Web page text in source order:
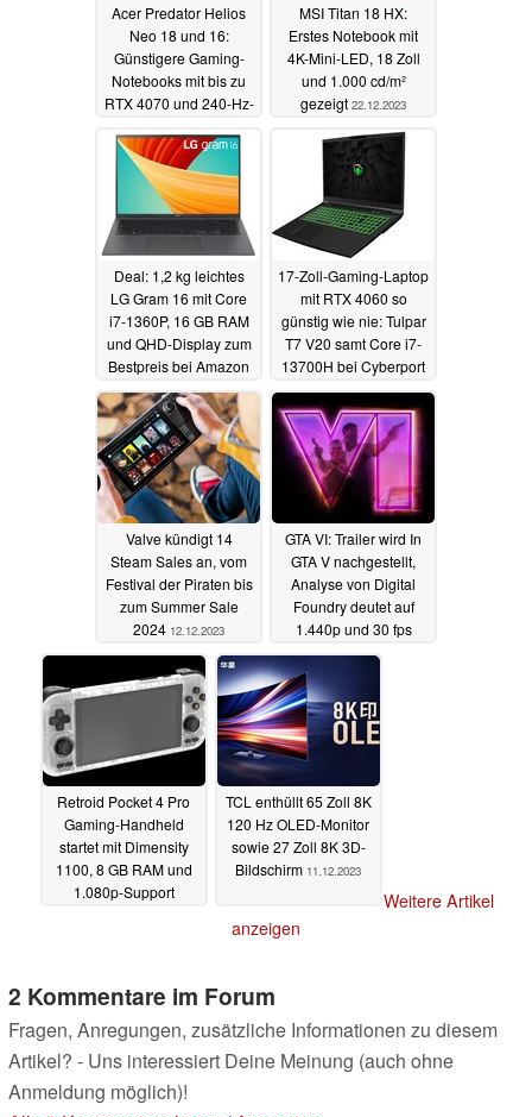
Acer Predator Helios
Neo 18 und 16:
Günstigere Gaming-
Notebooks mit bis zu
RTX 4070 und 240-Hz-
MSI Titan 18 HX:
Erstes Notebook mit
4K-Mini-LED, 18 Zoll
und 1.000 cd/m²
gezeigt 22.12.2023
Deal: 1,2 kg leichtes
LG Gram 16 mit Core
i7-1360P, 16 GB RAM
und QHD-Display zum
Bestpreis bei Amazon
12.12.2023
17-Zoll-Gaming-Laptop
mit RTX 4060 so
günstig wie nie: Tulpar
T7 V20 samt Core i7-
13700H bei Cyberport
12.12.2023
Valve kündigt 14
Steam Sales an, vom
Festival der Piraten bis
zum Summer Sale
2024 12.12.2023
GTA VI: Trailer wird In
GTA V nachgestellt,
Analyse von Digital
Foundry deutet auf
1.440p und 30 fps
11.12.2023
Retroid Pocket 4 Pro
Gaming-Handheld
startet mit Dimensity
1100, 8 GB RAM und
1.080p-Support
TCL enthüllt 65 Zoll 8K
120 Hz OLED-Monitor
sowie 27 Zoll 8K 3D-
Bildschirm 11.12.2023
Weitere Artikel
anzeigen
2 Kommentare im Forum
Fragen, Anregungen, zusätzliche Informationen zu diesem
Artikel? - Uns interessiert Deine Meinung (auch ohne
Anmeldung möglich)!